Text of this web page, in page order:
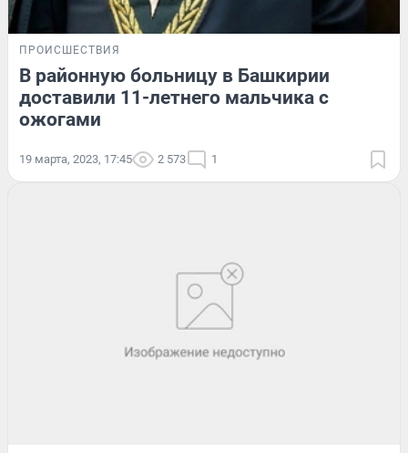
ПРОИСШЕСТВИЯ
В районную больницу в Башкирии
доставили 11-летнего мальчика с
ожогами
19 марта, 2023, 17:45 2 573 1